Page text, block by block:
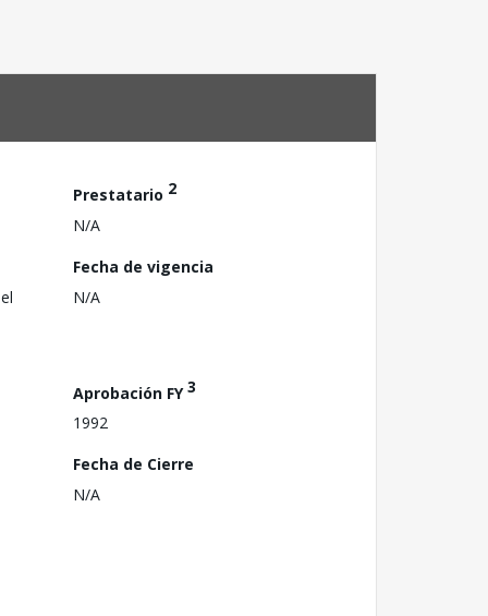
Prestatario 2
N/A
Fecha de vigencia
N/A
Aprobación FY3
1992
Fecha de Cierre
N/A